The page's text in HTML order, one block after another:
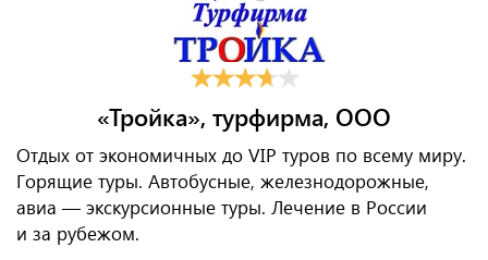
«Тройка», турфирма, ООО
Отдых от экономичных до VIP туров по всему миру.
Горящие туры. Автобусные, железнодорожные,
авиа — экскурсионные туры. Лечение в России
и за рубежом.